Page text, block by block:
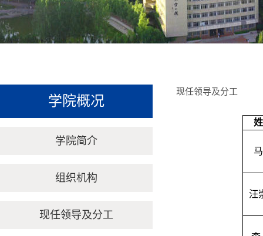
学院概况
学院简介
组织机构
现任领导及分工
现任领导及分工
汪